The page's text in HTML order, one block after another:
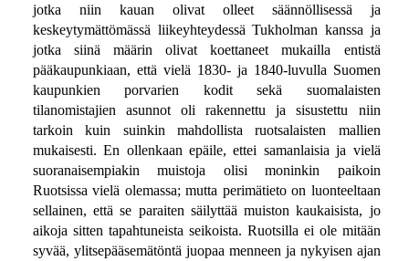
jotka niin kauan olivat olleet säännöllisessä ja
keskeytymättömässä liikeyhteydessä Tukholman kanssa ja
jotka siinä määrin olivat koettaneet mukailla entistä
pääkaupunkiaan, että vielä 1830- ja 1840-luvulla Suomen
kaupunkien porvarien kodit sekä suomalaisten
tilanomistajien asunnot oli rakennettu ja sisustettu niin
tarkoin kuin suinkin mahdollista ruotsalaisten mallien
mukaisesti. En ollenkaan epäile, ettei samanlaisia ja vielä
suoranaisempiakin muistoja olisi moninkin paikoin
Ruotsissa vielä olemassa; mutta perimätieto on luonteeltaan
sellainen, että se paraiten säilyttää muiston kaukaisista, jo
aikoja sitten tapahtuneista seikoista. Ruotsilla ei ole mitään
syvää, ylitsepääsemätöntä juopaa menneen ja nykyisen ajan